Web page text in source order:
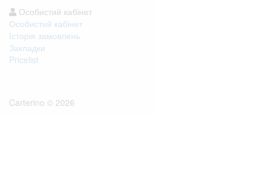
Особистий кабінет
Особистий кабінет
Історія замовлень
Закладки
Pricelist
Carterino © 2026